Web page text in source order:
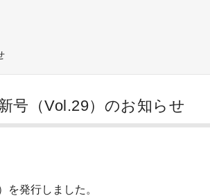
号（Vol.29）のお知らせ
発行しました。